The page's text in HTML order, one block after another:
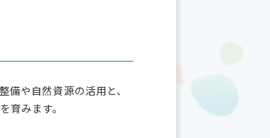
や自然資源の活用と、
みます。